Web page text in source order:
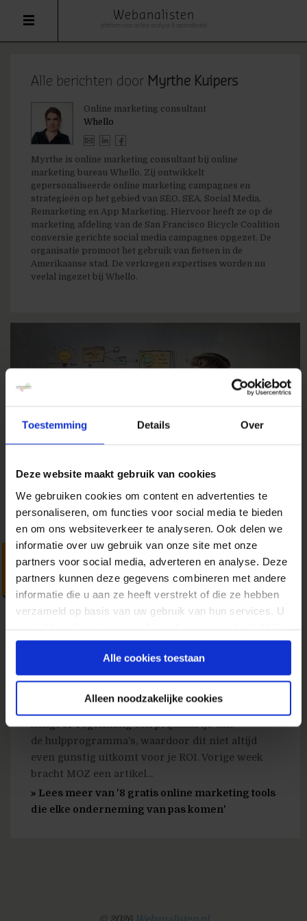
Toestemming Details Over
Deze website maakt gebruik van cookies
We gebruiken cookies om content en advertenties te
personaliseren, om functies voor social media te bieden
en om ons websiteverkeer te analyseren. Ook delen we
informatie over uw gebruik van onze site met onze
partners voor social media, adverteren en analyse. Deze
partners kunnen deze gegevens combineren met andere
informatie die u aan ze heeft verstrekt of die ze hebben
verzameld op basis van uw gebruik van hun services. U
gebruiken.
Alle cookies toestaan
Alleen noodzakelijke cookies
Webanalisten
Alle berichten door Myrthe Kuipers
Online marketing consultant
Whello
Myrthe is online marketing consultant bij online
marketing bureau Whello. Zij ontwikkelt
gepersonaliseerde online marketing campagnes en
strategieën op het gebied van SEO, SEA, Social Media,
Remarketing en App Marketing. Hiervoor heeft ze op de
marketing afdeling van de San Francisco Bicycle Coalition
conversie gerichte social media campagnes opgezet. De
organisatie promoot het gebruik van fietsen in de
Amerikaanse stad. De verkregen expertises worden nu
veelal ingezet bij Whello.
8 gratis online marketing
tools die elke onderneming
van pas komen
Tools zijn onmisbaar bij het opzetten en
uitvoeren van campagnes. Hierom worden
uitdaging zijn om de juiste te kiezen. Daarnaast
hangt er regelmatig een prijskaartje aan
de hulpprogramma’s, waardoor dit niet altijd
even gunstig uitkomt voor je ROI. Vorige week
bracht MOZ een artikel...
» Lees meer van '8 gratis online marketing tools
die elke onderneming van pas komen'